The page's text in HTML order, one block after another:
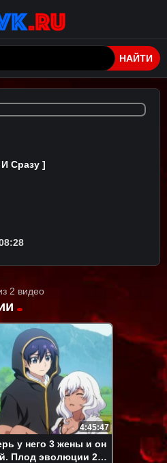
НАЙТИ
Сразу ]
2 видео
4:45:47
у него 3 жены и он
Плод эволюции 2